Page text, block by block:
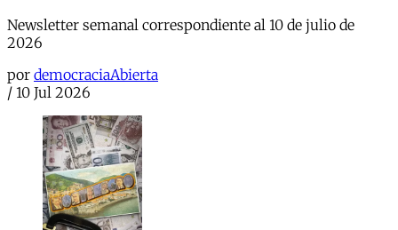
Newsletter semanal correspondiente al 10 de julio de
2026
por democraciaAbierta
/ 10 Jul 2026